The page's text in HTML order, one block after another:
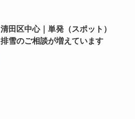
清田区中心｜単発（スポット）
排雪のご相談が増えています